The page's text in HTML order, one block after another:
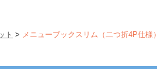
ト > メニューブックスリム（二つ折4P仕様）